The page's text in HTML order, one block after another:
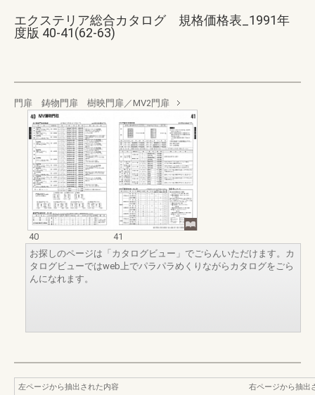
エクステリア総合カタログ 規格価格表_1991年
度版 40-41(62-63)
門扉 鋳物門扉 樹映門扉／MV2門扉
40
41
お探しのページは「カタログビュー」でごらんいただけます。カ
タログビューではweb上でパラパラめくりながらカタログをごら
んになれます。
左ページから抽出された内容
右ページから抽出